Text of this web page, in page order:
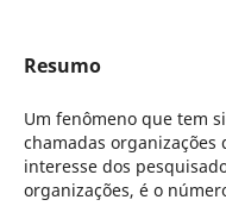
Resumo
Um fenômeno que tem
chamadas organizações
interesse dos
organizações, é o